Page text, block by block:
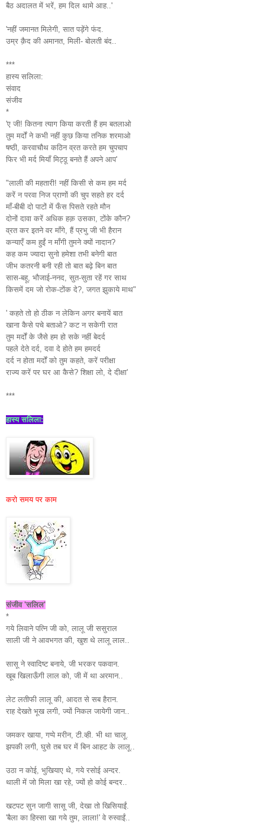
बैठ अदालत में भरें, हम दिल थामे आह..'
'नहीं जमानत मिलेगी, सात पड़ेंगे फंद.
उम्र क़ैद की अमानत, मिली- बोलती बंद..
***
हास्य सलिला:
संवाद
संजीव
*
'ए जी! कितना त्याग किया करती हैं हम बतलाओ
तुम मर्दों ने कभी नहीं कुछ किया तनिक शरमाओ
षष्ठी, करवाचौथ कठिन व्रत करते हम चुपचाप
फिर भी मर्द मियाँ मिट्ठू बनते हैं अपने आप'
"लाली की महतारी! नहीं किसी से कम हम मर्द
करें न परवा निज प्राणों की चुप सहते हर दर्द
माँ-बीबी दो पाटों में फँस पिसते रहते मौन
दोनों दावा करें अधिक हक़ उसका, टोंके कौन?
व्रत कर इतने वर माँगे, हैं प्रभु जी भी हैरान
कन्याएँ कम हुईं न माँगी तुमने क्यों नादान?
कह कम ज्यादा सुनो हमेशा तभी बनेगी बात
जीभ कतरनी बनी रही तो बात बढ़े बिन बात
सास-बहू, भौजाई-ननद, सुत-सुता रहें गर साथ
किसमें दम जो रोक-टोंक दे?, जगत झुकाये माथ"
' कहते तो हो ठीक न लेकिन अगर बनायें बात
खाना कैसे पचे बताओ? कट न सकेगी रात
तुम मर्दों के जैसे हम हो सके नहीं बेदर्द
पहले देते दर्द, दवा दे होते हम हमदर्द
दर्द न होता मर्दों को तुम कहते, करें परीक्षा
राज्य करें पर घर आ कैसे? शिक्षा लो, दे दीक्षा'
***
हास्य सलिला:
करो समय पर काम
संजीव 'सलिल'
*
गये लिवाने पत्नि जी को, लालू जी ससुराल
साली जी ने आवभगत की, खुश थे लालू लाल..
सासू ने स्वादिष्ट बनाये, जी भरकर पकवान.
खूब खिलाऊँगी लाल को, जी में था अरमान..
लेट लतीफी लालू की, आदत से सब हैरान.
राह देखते भूख लगी, ज्यों निकल जायेगी जान..
जमकर खाया, गप्पे मरीन, टी.व्ही. भी था चालू.
झपकी लगी, घुसे तब घर में बिन आहट के लालू..
उठा न कोई, भुखियाए थे, गये रसोई अन्दर.
थाली में जो मिला खा रहे, ज्यों हो कोई बन्दर..
खटपट सुन जागी सासू जी, देखा तो खिसियाईं.
'बैला का हिस्सा खा गये तुम, लाला!' वे रुस्वाईं..